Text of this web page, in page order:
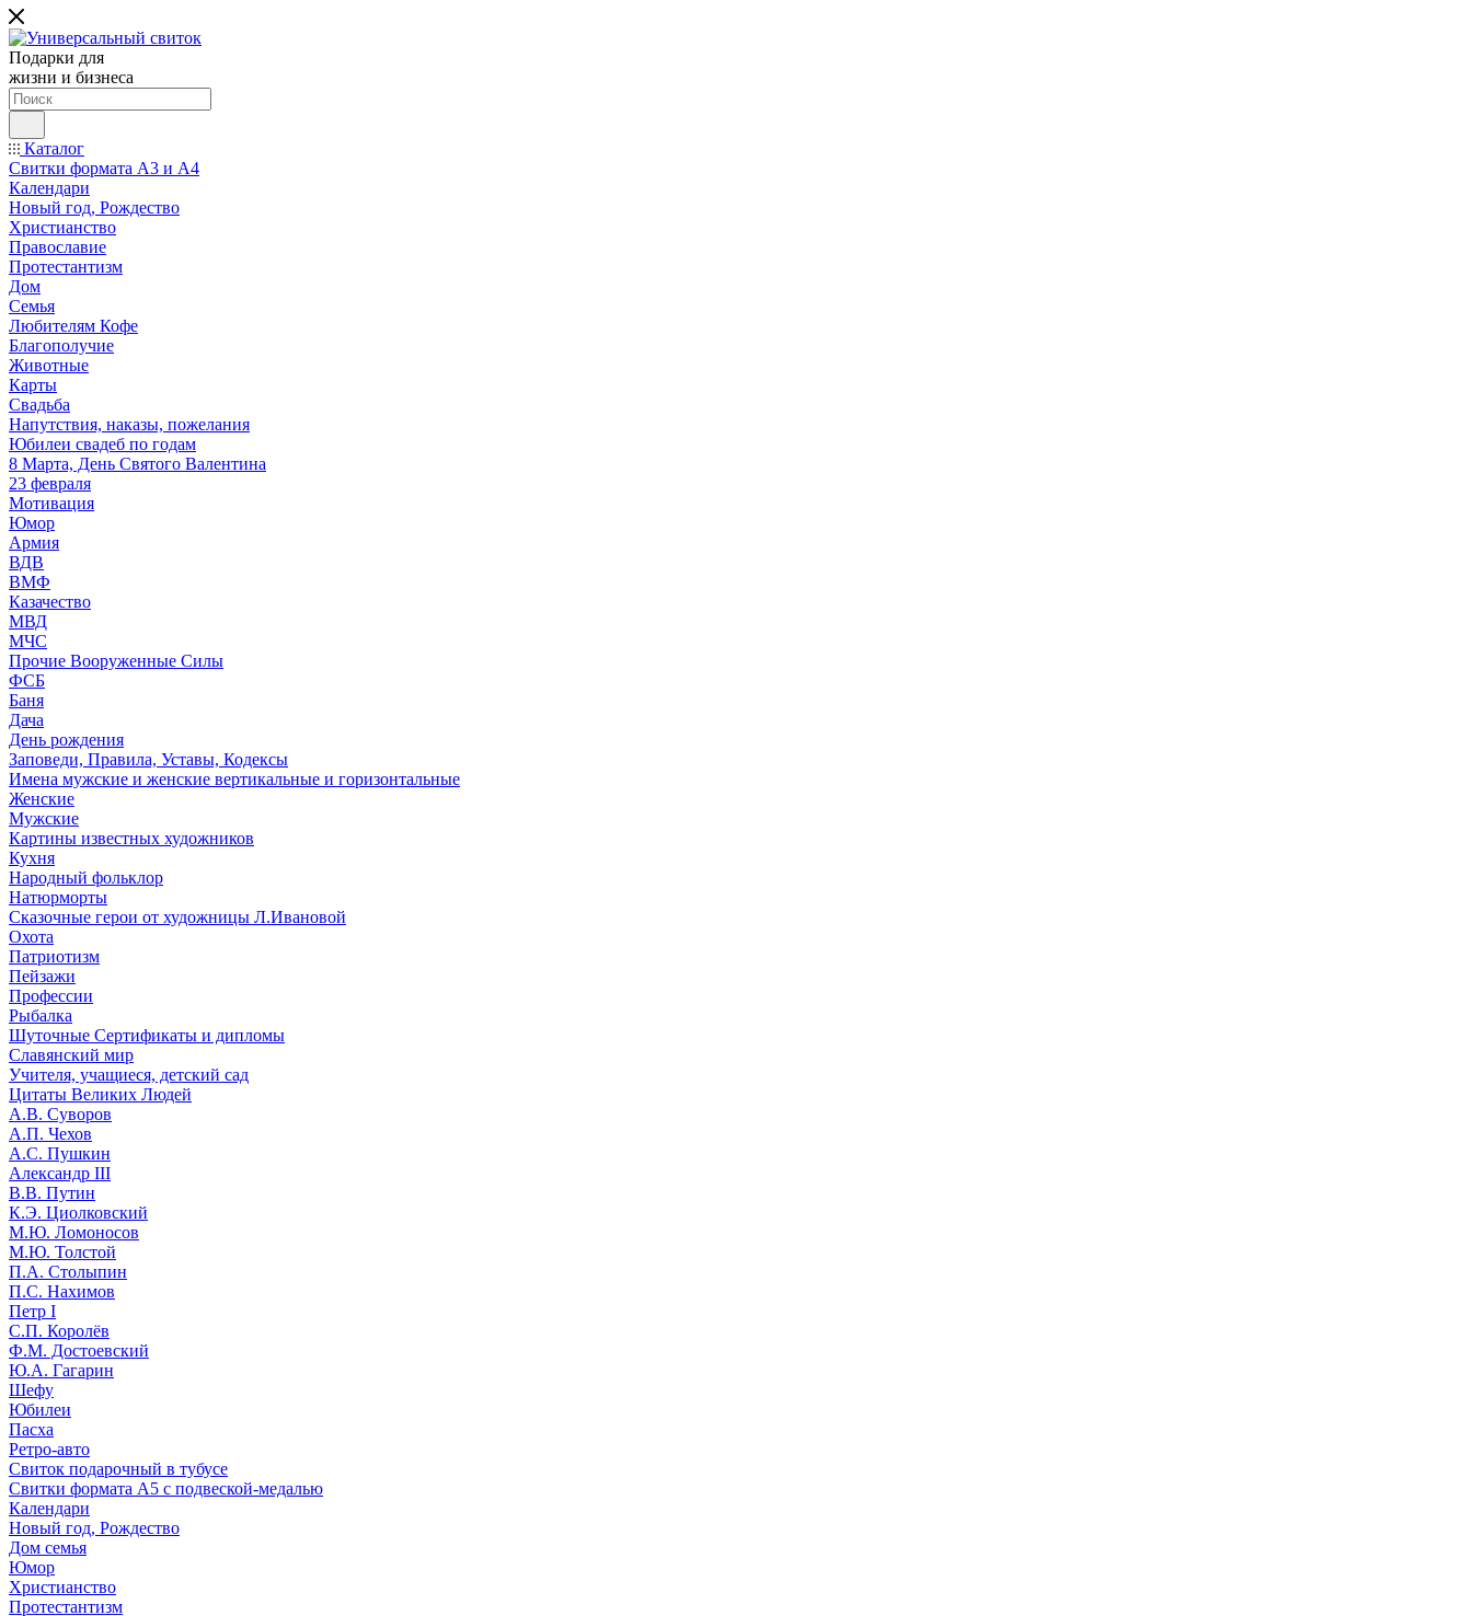
Подарки для
жизни и бизнеса
Каталог
Свитки формата А3 и А4
Календари
Новый год, Рождество
Христианство
Православие
Протестантизм
Дом
Семья
Любителям Кофе
Благополучие
Животные
Карты
Свадьба
Напутствия, наказы, пожелания
Юбилеи свадеб по годам
8 Марта, День Святого Валентина
23 февраля
Мотивация
Юмор
Армия
ВДВ
ВМФ
Казачество
МВД
МЧС
Прочие Вооруженные Силы
ФСБ
Баня
Дача
День рождения
Заповеди, Правила, Уставы, Кодексы
Имена мужские и женские вертикальные и горизонтальные
Женские
Мужские
Картины известных художников
Кухня
Народный фольклор
Натюрморты
Сказочные герои от художницы Л.Ивановой
Охота
Патриотизм
Пейзажи
Профессии
Рыбалка
Шуточные Сертификаты и дипломы
Славянский мир
Учителя, учащиеся, детский сад
Цитаты Великих Людей
А.В. Суворов
А.П. Чехов
А.С. Пушкин
Александр III
В.В. Путин
К.Э. Циолковский
М.Ю. Ломоносов
М.Ю. Толстой
П.А. Столыпин
П.С. Нахимов
Петр I
С.П. Королёв
Ф.М. Достоевский
Ю.А. Гагарин
Шефу
Юбилеи
Пасха
Ретро-авто
Свиток подарочный в тубусе
Свитки формата А5 с подвеской-медалью
Календари
Новый год, Рождество
Дом семья
Юмор
Христианство
Протестантизм